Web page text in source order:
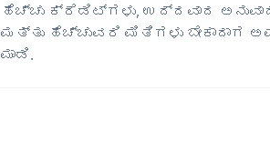
ಹೆಚ್ಚು ಕ್ರೆಡಿಟ್‌ಗಳು, ಉದ್ದವಾದ
ಮತ್ತು ಹೆಚ್ಚುವರಿ ಮಿತಿಗಳು ಬೇಕಾದಾಗ
ಮಾಡಿ.